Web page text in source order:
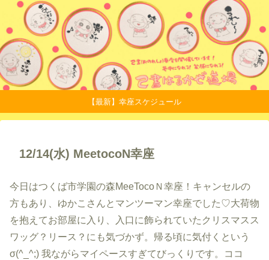
【最新】幸座スケジュール
12/14(水) MeetocoN幸座
今日はつくば市学園の森MeeTocoＮ幸座！キャンセルの
方もあり、ゆかこさんとマンツーマン幸座でした♡大荷物
を抱えてお部屋に入り、入口に飾られていたクリスマスス
ワッグ？リース？にも気づかず。帰る頃に気付くという
σ(^_^;) 我ながらマイペースすぎてびっくりです。ココ